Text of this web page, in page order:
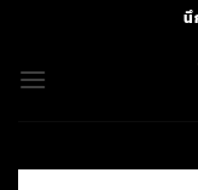
content
นึ